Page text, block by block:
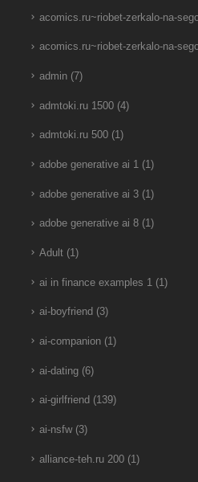
acomics.ru~riobet-zerkalo-na-
acomics.ru~riobet-zerkalo-na-
admin(7)
admtoki.ru 1500(4)
admtoki.ru 500(1)
adobe generative ai 1(1)
adobe generative ai 3(1)
adobe generative ai 8(1)
Adult(1)
ai in finance examples 1 (1)
ai-boyfriend (3)
ai-companion(1)
ai-dating(6)
ai-girlfriend (139)
ai-nsfw(3)
alliance-teh.ru 200(1)